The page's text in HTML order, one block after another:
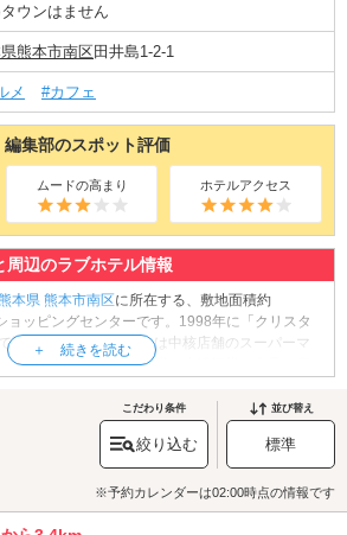
ウンはません
熊本市南区田井島1-2-1
メ #カフェ
編集部のスポット評価
ムードの高まり ホテルアクセス
周辺のラブホテル情報
本県 熊本市南区に所在する、敷地面積約
ョッピングセンターです。1998年に「クリスタ
開業しました。館内には中核店舗のスーパーマ
ファッション、服飾雑貨、生活雑貨、食品の専
のフードコートは、お店のラインナップが豊か
9スクリーン・約1800席を有する映画館「TOHO
スポットとして親しまれています。また広い駐
お車でお出かけの際も安心です。
九品寺・水前寺エリアのラブホテルからもアク
こだわり条件
絞り込む
並び替え
標準
※予約カレンダーは02:00時点の情報です